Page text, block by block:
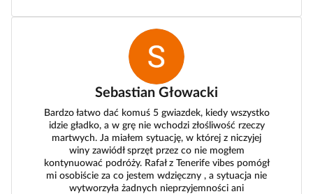
Sebastian Głowacki
Bardzo łatwo dać komuś 5 gwiazdek, kiedy wszystko
idzie gładko, a w grę nie wchodzi złośliwość rzeczy
martwych. Ja miałem sytuację, w której z niczyjej
winy zawiódł sprzęt przez co nie mogłem
kontynuować podróży. Rafał z Tenerife vibes pomógł
mi osobiście za co jestem wdzięczny , a sytuacja nie
wytworzyła żadnych nieprzyjemności ani